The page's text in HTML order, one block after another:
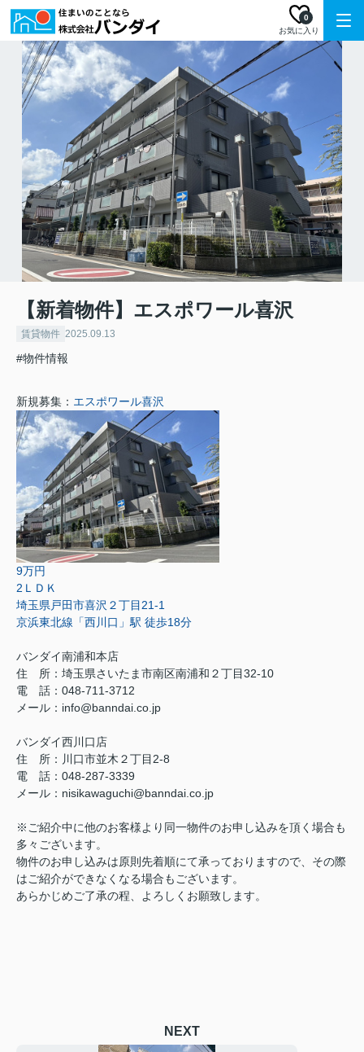
お気に入り
0
【新着物件】エスポワール喜沢
賃貸物件 2025.09.13
#物件情報
新規募集： エスポワール喜沢
9万円
2ＬＤＫ
埼玉県戸田市喜沢２丁目21-1
京浜東北線「西川口」駅 徒歩18分
バンダイ南浦和本店
住 所：埼玉県さいたま市南区南浦和２丁目32-10
電 話：048-711-3712
メール：info@banndai.co.jp
バンダイ西川口店
住 所：川口市並木２丁目2-8
電 話：048-287-3339
メール：nisikawaguchi@banndai.co.jp
※ご紹介中に他のお客様より同一物件のお申し込みを頂く場合も
多々ございます。
物件のお申し込みは原則先着順にて承っておりますので、その際
はご紹介ができなくなる場合もございます。
あらかじめご了承の程、よろしくお願致します。
NEXT